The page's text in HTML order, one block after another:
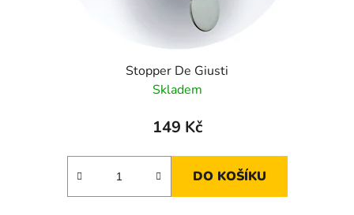
Stopper De Giusti
Skladem
149 Kč
DO KOŠÍKU